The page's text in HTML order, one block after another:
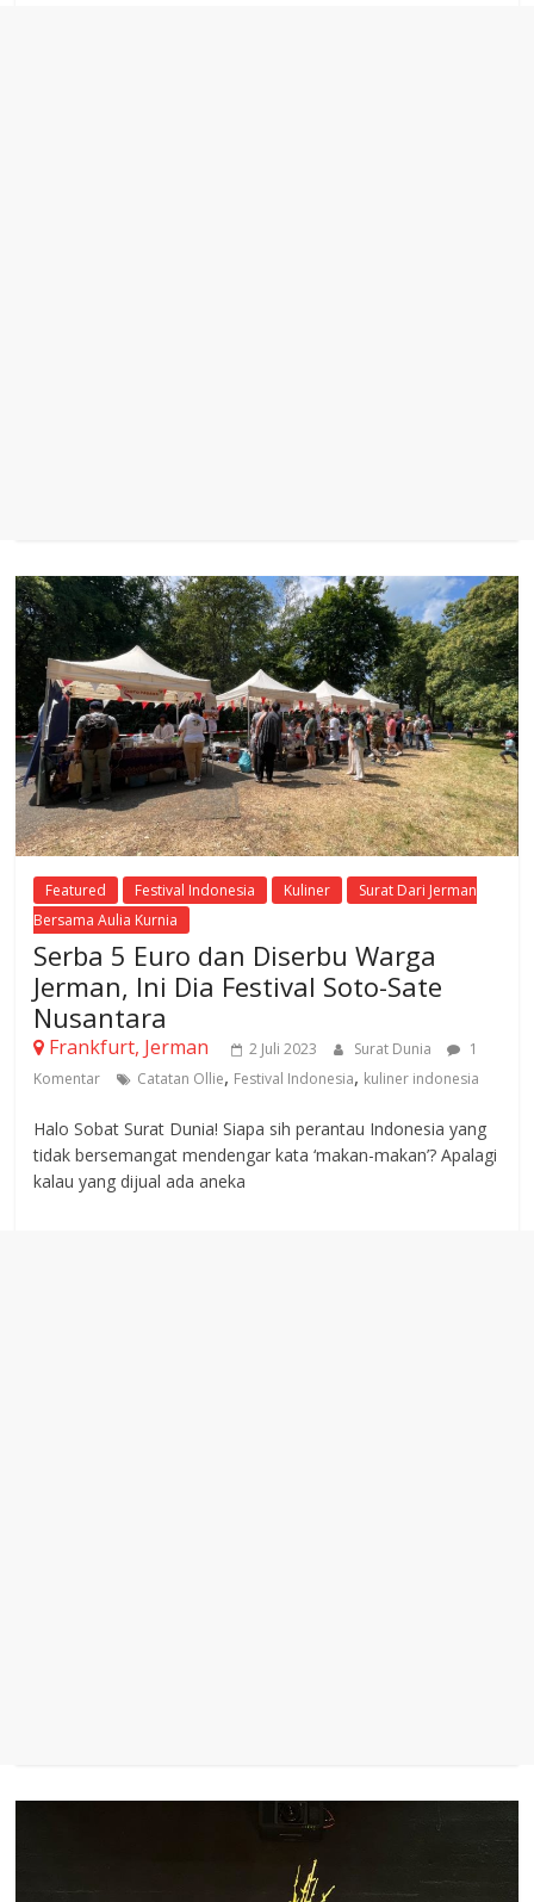
Featured Festival Indonesia Kuliner
Surat Dari Jerman
Bersama Aulia Kurnia
Serba 5 Euro dan Diserbu Warga
Jerman, Ini Dia Festival Soto-Sate
Nusantara
Frankfurt, Jerman 2 Juli 2023 Surat Dunia
1
Komentar
Catatan Ollie, Festival Indonesia, kuliner indonesia
Halo Sobat Surat Dunia! Siapa sih perantau Indonesia yang
tidak bersemangat mendengar kata ‘makan-makan’? Apalagi
kalau yang dijual ada aneka